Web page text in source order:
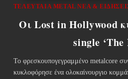
ΤΕΛΕΥΤΑΊΑ METAL ΝΈΑ &
Οι Lost in Hollywood
single ‘The
Το φρεσκουπογεγραμμένο metalcore
κυκλοφόρησε ένα ολοκαίνουργιο